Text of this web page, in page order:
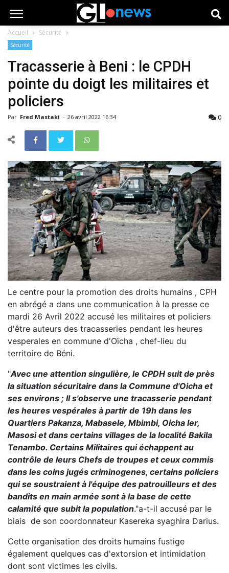
Accueil Sécurité
Sécurité
Tracasserie à Beni : le CPDH
pointe du doigt les militaires et
policiers
Par Fred Mastaki - 26 avril 2022 16:34 0
Le centre pour la promotion des droits humains , CPH
en abrégé a dans une communication à la presse ce
mardi 26 Avril 2022 accusé les militaires et policiers
d'être auteurs des tracasseries pendant les heures
vesperales en commune d'Oïcha , chef-lieu du
territoire de Béni.
"Avec une attention singulière, le CPDH suit de près
la situation sécuritaire dans la Commune d'Oicha et
ses environs ; Il s'observe une tracasserie pendant
les heures vespérales à partir de 19h dans les
Quartiers Pakanza, Mabasele, Mbimbi, Oicha Ier,
Masosi et dans certains villages de la localité Bakila
Tenambo. Certains Militaires qui échappent au
contrôle de leurs Chefs de troupes et ceux commis
dans les coins jugés criminogenes, certains policiers
qui se soustraient à l'équipe des patrouilleurs et des
bandits en main armée sont à la base de cette
calamité que subit la population."a-t-il accusé par le
biais de son coordonnateur Kasereka syaghira Darius.
Cette organisation des droits humains fustige
également quelques cas d'extorsion et intimidation
dont sont victimes les civils.